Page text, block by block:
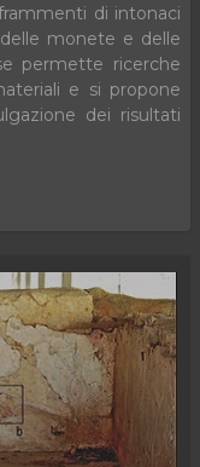
di intonaci
monete e delle
permette ricerche
e si propone
dei risultati